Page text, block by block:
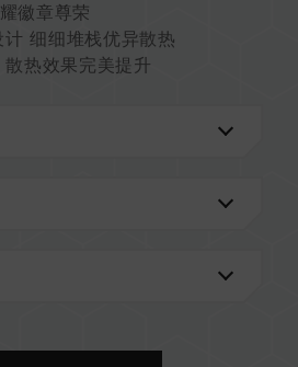
徽章尊荣
细细堆栈优异散热
热效果完美提升
制 系统更稳定